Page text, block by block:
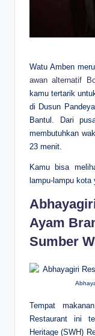
Watu Amben
awan alternatif
kamu tertarik
di Dusun
Bantul. Dari
membutuhkan
23 menit.
Kamu bisa
lampu-lampu
Ayam
Sumber
Tempat
Restaurant ini
Heritage (SWH)